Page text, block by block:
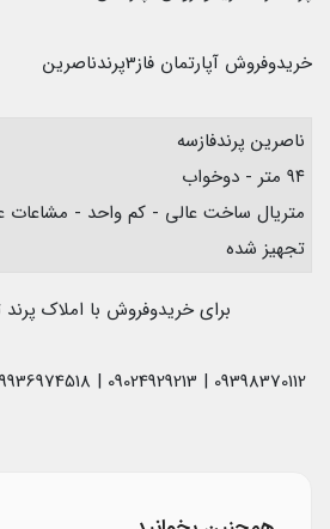
خریدوفروش آپارتمان فاز3پرندناصرین
ناصرین پرندفازسه
۹۴ متر - دوخواب
متریال ساخت عالی - کم واحد -
تجهیز شده
برای خریدوفروش با املاک